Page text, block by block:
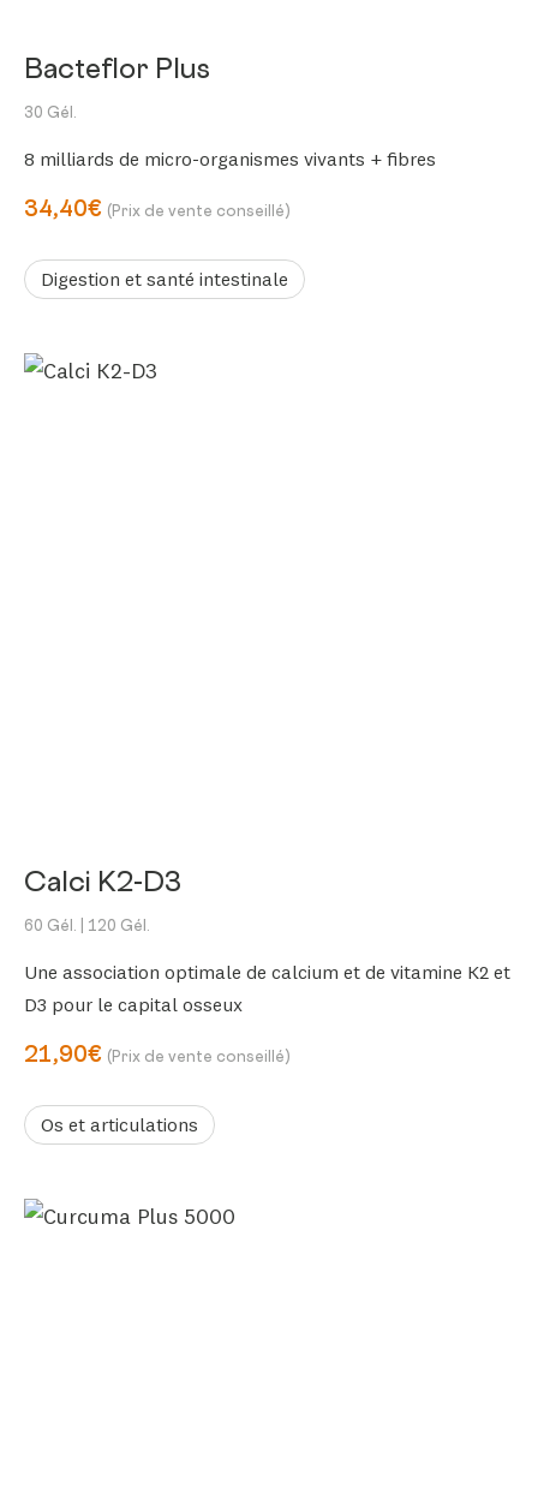
Bacteflor Plus
30 Gél.
8 milliards de micro-organismes vivants + fibres
34,40€ (Prix de vente conseillé)
Digestion et santé intestinale
Calci K2-D3
60 Gél. | 120 Gél.
Une association optimale de calcium et de vitamine K2 et
D3 pour le capital osseux
21,90€ (Prix de vente conseillé)
Os et articulations